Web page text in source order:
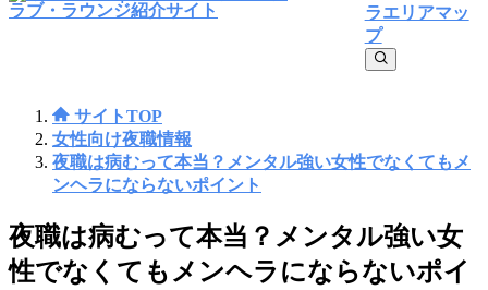
ラエリアマッ
プ
サイトTOP
女性向け夜職情報
夜職は病むって本当？メンタル強い女性でなくてもメ
ンヘラにならないポイント
夜職は病むって本当？メンタル強い女
性でなくてもメンヘラにならないポイ